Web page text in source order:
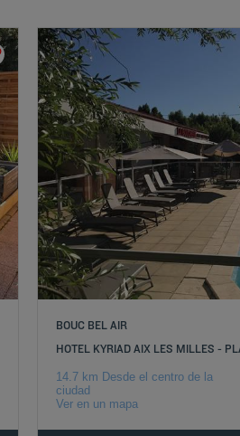
BOUC BEL AIR
HOTEL KYRIAD AIX LES MILLES -
14.7 km Desde el centro de la
ciudad
Ver en un mapa